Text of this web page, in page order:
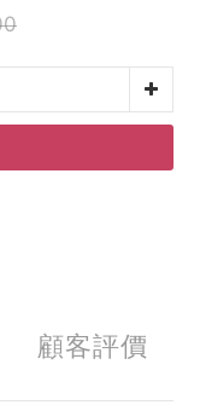
顧客評價